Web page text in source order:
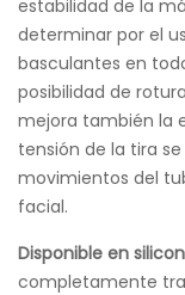
estabilidad de la
determinar por el
basculantes en
posibilidad de
mejora también la
tensión de la tira
movimientos del
facial.
Disponible en
completamente